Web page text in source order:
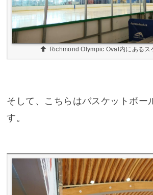
Richmond Olympic Oval内にあるス
そして、こちらはバスケットボー
す。